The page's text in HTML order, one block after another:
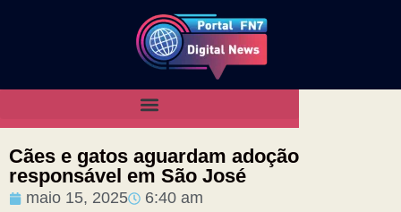
Cães e gatos aguardam adoção
responsável em São José
maio 15, 2025
6:40 am